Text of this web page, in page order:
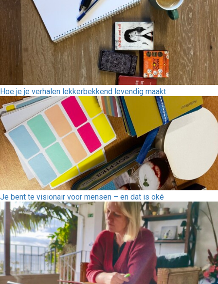
Hoe je je verhalen lekkerbekkend levendig maakt
Je bent te visionair voor mensen – en dat is oké